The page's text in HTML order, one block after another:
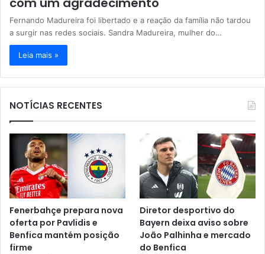
Fernando Madureira foi libertado e a reação da família não tardou
a surgir nas redes sociais. Sandra Madureira, mulher do…
Leia mais »
NOTÍCIAS RECENTES
Fenerbahçe prepara nova
oferta por Pavlidis e
Benfica mantém posição
firme
Diretor desportivo do
Bayern deixa aviso sobre
João Palhinha e mercado
do Benfica